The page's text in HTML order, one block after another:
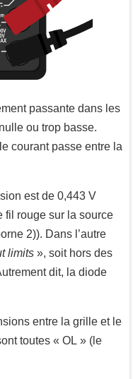
passante dans les
ou trop basse.
courant passe entre la
est de 0,443 V
fil rouge sur la source
2)). Dans l’autre
limits », soit hors des
dit, la diode
entre la grille et le
toutes « OL » (le